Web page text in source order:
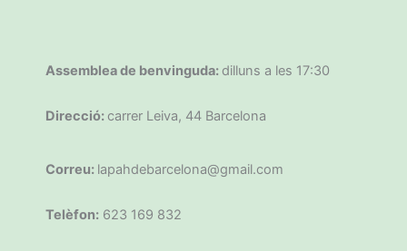
Assemblea de benvinguda: dilluns a les 17:30
Direcció: carrer Leiva, 44 Barcelona
Correu: lapahdebarcelona@gmail.com
Telèfon: 623 169 832